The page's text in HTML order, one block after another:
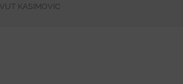
KASIMOVIC